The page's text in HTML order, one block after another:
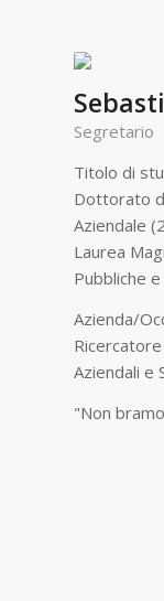
Segretario
Titolo di
Dottorato
Aziendale
Laurea
Pubbliche
Azienda/
Aziendali e
"Non